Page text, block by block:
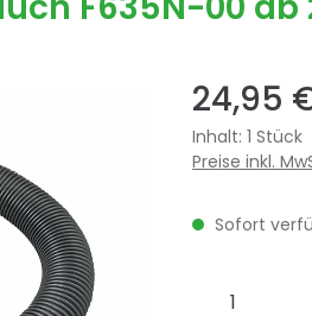
24,95
Inhalt: 1 Stück
Preise inkl.
Sofort